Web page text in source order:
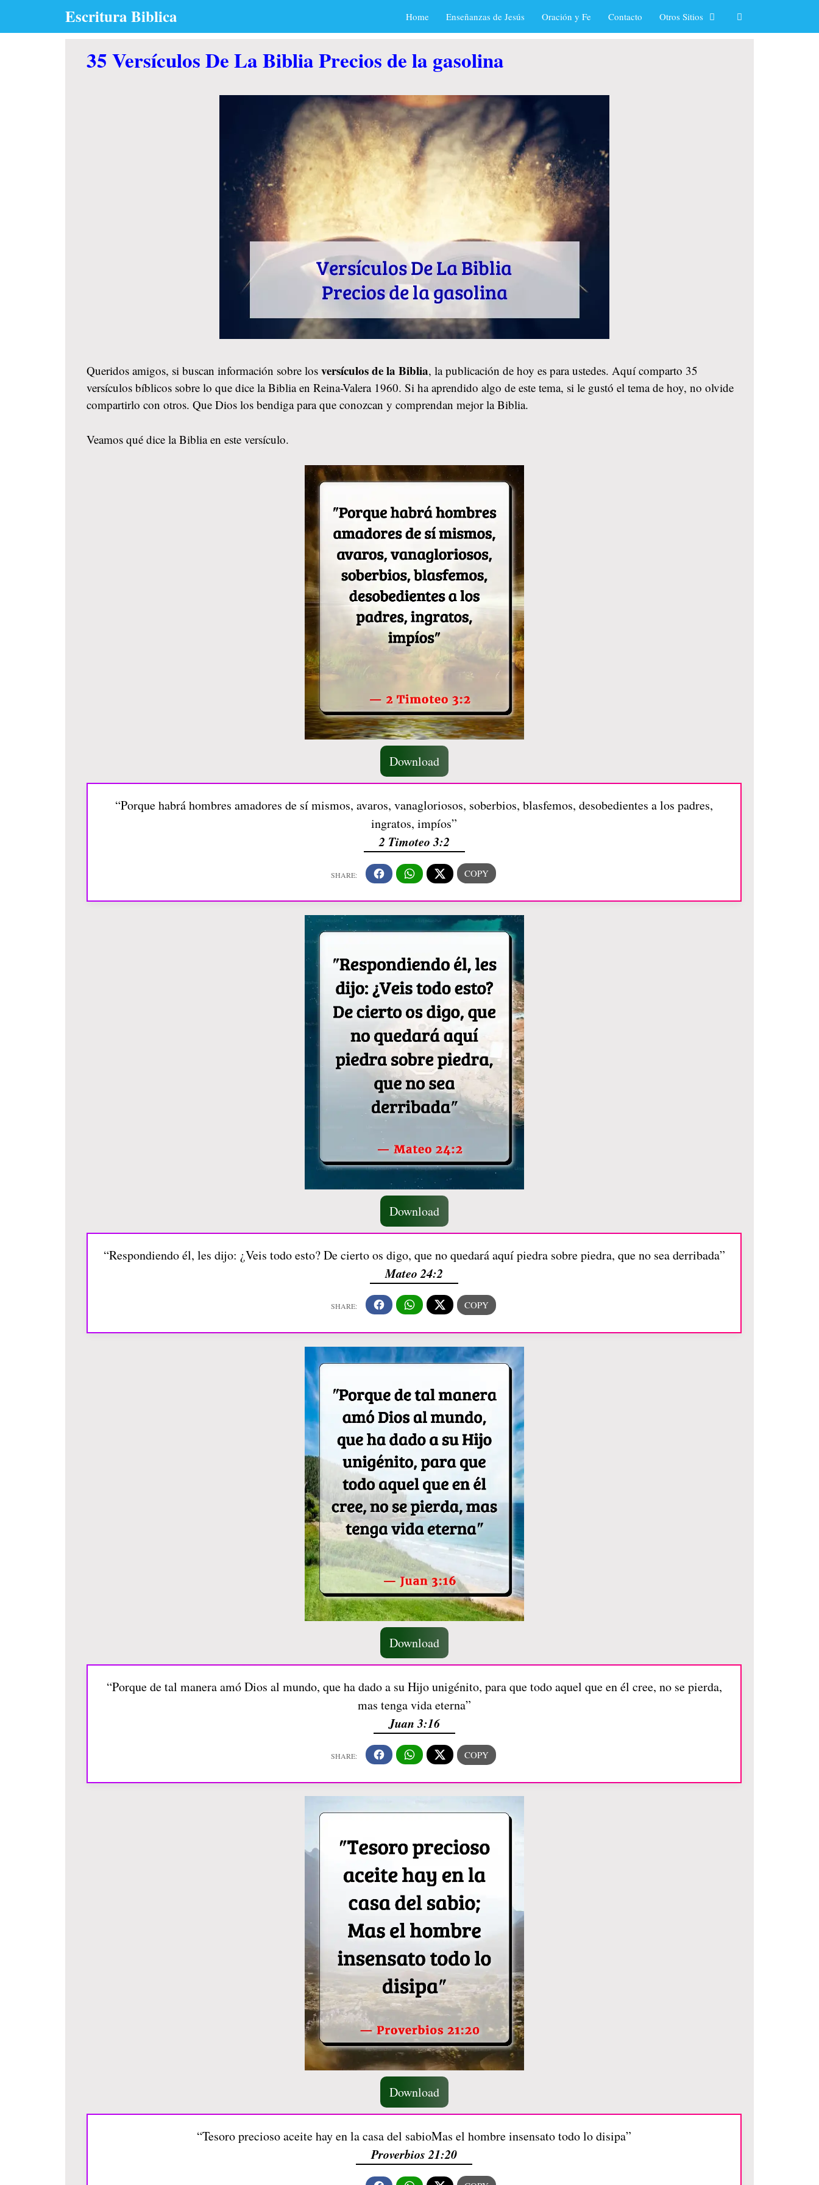
Escritura Biblica Home Enseñanzas de Jesús Oración y Fe Contacto Otros Sitios
35 Versículos De La Biblia Precios de la gasolina
Queridos amigos, si buscan información sobre los versículos de la Biblia, la publicación de hoy es para ustedes. Aquí comparto 35
versículos bíblicos sobre lo que dice la Biblia en Reina-Valera 1960. Si ha aprendido algo de este tema, si le gustó el tema de hoy, no olvide
compartirlo con otros. Que Dios los bendiga para que conozcan y comprendan mejor la Biblia.
Veamos qué dice la Biblia en este versículo.
Download
“Porque habrá hombres amadores de sí mismos, avaros, vanagloriosos, soberbios, blasfemos, desobedientes a los padres,
ingratos, impíos”
2 Timoteo 3:2
Download
“Respondiendo él, les dijo: ¿Veis todo esto? De cierto os digo, que no quedará aquí piedra sobre piedra, que no sea derribada”
Mateo 24:2
Download
“Porque de tal manera amó Dios al mundo, que ha dado a su Hijo unigénito, para que todo aquel que en él cree, no se pierda,
mas tenga vida eterna”
Juan 3:16
Download
“Tesoro precioso aceite hay en la casa del sabioMas el hombre insensato todo lo disipa”
Proverbios 21:20